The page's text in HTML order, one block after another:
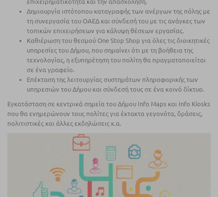
επιχειρηματικότητα και την απασχόληση.
Δημιουργία ιστότοπου καταγραφής των ανέργων της πόλης με
τη συνεργασία του ΟΑΕΔ και σύνδεσή του με τις ανάγκες των
τοπικών επιχειρήσεων για κάλυψη θέσεων εργασίας.
Καθιέρωση του θεσμού One Stop Shop για όλες τις διοικητικές
υπηρεσίες του Δήμου, που σημαίνει ότι με τη βοήθεια της
τεχνολογίας, η εξυπηρέτηση του πολίτη θα πραγματοποιείται
σε ένα γραφείο.
Επέκταση της λειτουργίας συστημάτων πληροφορικής των
υπηρεσιών του Δήμου και σύνδεσή τους σε ένα κοινό δίκτυο.
Εγκατάσταση σε κεντρικά σημεία του Δήμου Info Maps και Info Kiosks
που θα ενημερώνουν τους πολίτες για έκτακτα γεγονότα, δράσεις,
πολιτιστικές και άλλες εκδηλώσεις κ.α.